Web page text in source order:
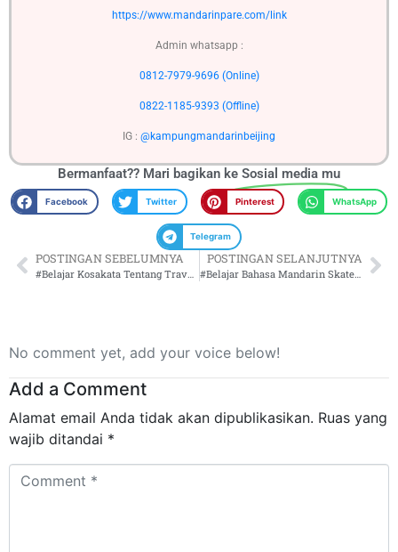
https://www.mandarinpare.com/link
Admin whatsapp :
0812-7979-9696 (Online)
0822-1185-9393 (Offline)
IG : @kampungmandarinbeijing
Bermanfaat?? Mari bagikan ke Sosial media mu
Facebook Twitter Pinterest WhatsApp
Telegram
POSTINGAN SEBELUMNYA POSTINGAN SELANJUTNYA
#Belajar Bahasa Mandarin Skateboard
No comment yet, add your voice below!
Add a Comment
Alamat email Anda tidak akan dipublikasikan. Ruas yang
wajib ditandai *
Comment